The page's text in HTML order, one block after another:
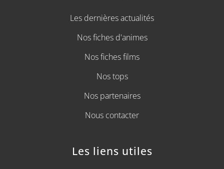
Les dernières actualités
Nos fiches d'animes
Nos fiches films
Nos tops
Nos partenaires
Nous contacter
Les liens utiles